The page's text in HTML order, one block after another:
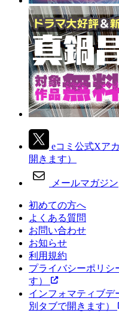
eコミ公式Xア
開きます）
メールマガジン
初めての方へ
よくある質問
お問い合わせ
お知らせ
利用規約
プライバシーポリシ
す）
インフォマティブデ
別タブで開きます）